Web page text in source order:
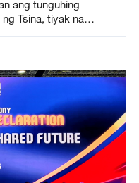
ang tunguhing
Tsina, tiyak na